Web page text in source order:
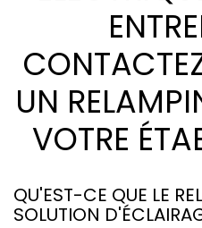
UN
VOTRE
QU'EST-CE QUE LE
SOLUTION